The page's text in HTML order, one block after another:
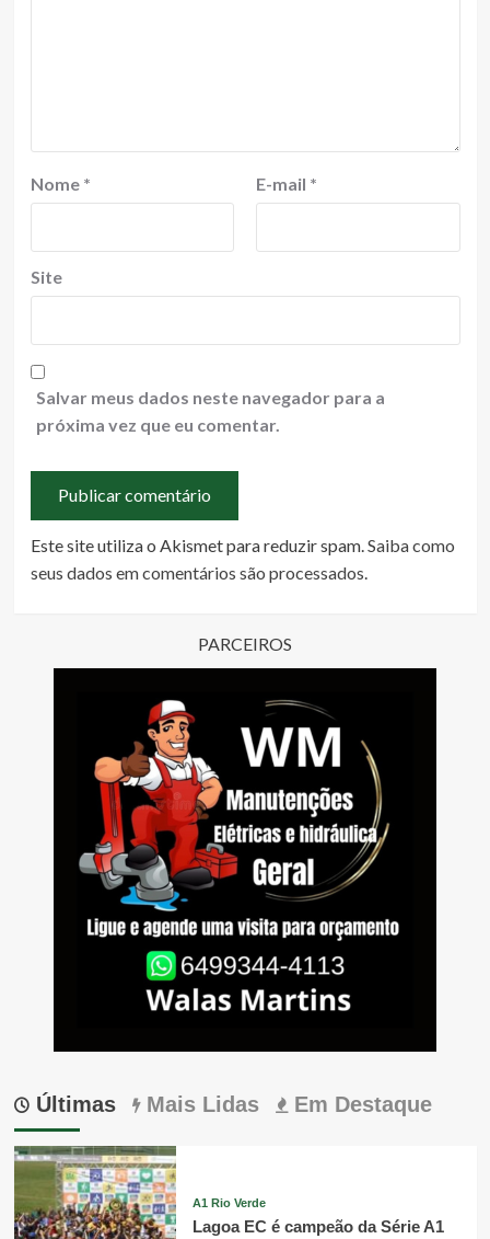
Nome * E-mail *
Site
Salvar meus dados neste navegador para a
próxima vez que eu comentar.
Este site utiliza o Akismet para reduzir spam. Saiba como
seus dados em comentários são processados
PARCEIROS
Últimas Mais Lidas Em Destaque
A1 Rio Verde
Lagoa EC é campeão da Série A1